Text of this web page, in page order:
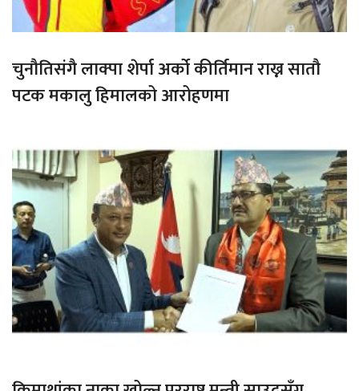
चुनौतिसंगै लाक्पा शेर्पा अर्को कीर्तिमान राख्न सातौ
पटक मकालु हिमालको आरोहणमा